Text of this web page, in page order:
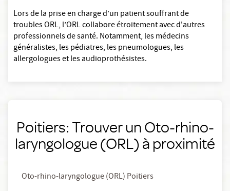
Lors de la prise en charge d’un patient souffrant de
troubles ORL, l’ORL collabore étroitement avec d'autres
professionnels de santé. Notamment, les médecins
généralistes, les pédiatres, les pneumologues, les
allergologues et les audioprothésistes.
Poitiers: Trouver un Oto-rhino-
laryngologue (ORL) à proximité
Oto-rhino-laryngologue (ORL) Poitiers